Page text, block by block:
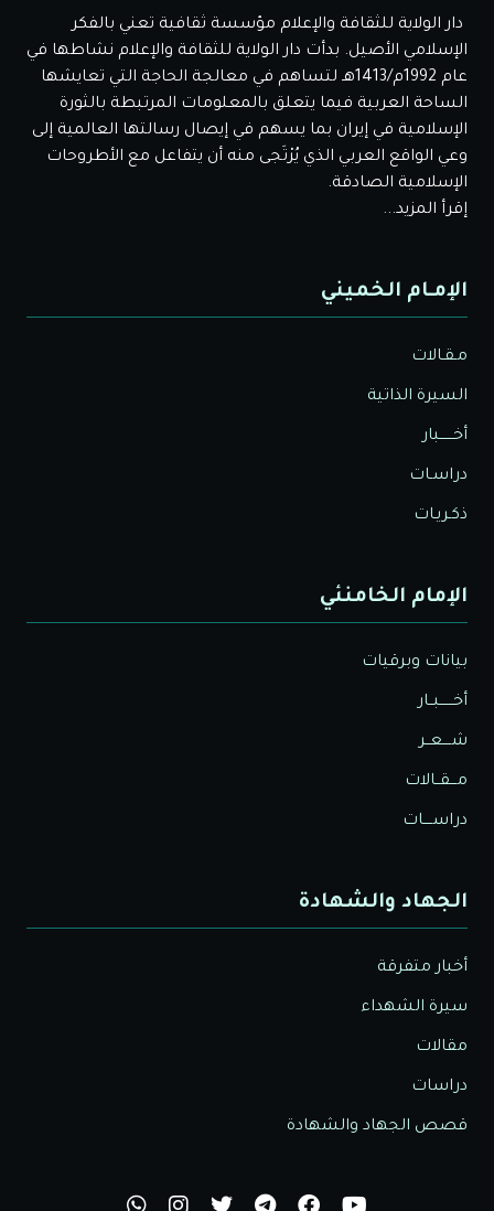
دار الولاية للثقافة والإعلام مؤسسة ثقافية تعني بالفكر
الإسلامي الأصيل. بدأت دار الولاية للثقافة والإعلام نشاطها في
عام 1992م/1413هـ لتساهم في معالجة الحاجة التي تعايشها
الساحة العربية فيما يتعلق بالمعلومات المرتبطة بالثورة
الإسلامية في إيران بما يسهم في إيصال رسالتها العالمية إلى
وعي الواقع العربي الذي يُرْتَجى منه أن يتفاعل مع الأطروحات
الإسلامية الصادقة.
إقرأ المزيد...
الإمـام الخميني
مـقـالات
السيرة الذاتية
أخــــــبار
دراسـات
ذكـريـات
الإمام الخامنئي
بيانات وبرقيات
أخــــــبــار
شــــعــر
مـــقــالات
دراســــات
الجهاد والشهادة
أخبار متفرقة
سيرة الشهداء
مقالات
دراسات
قصص الجهاد والشهادة